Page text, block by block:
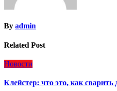
By admin
Related Post
Новости
Клейстер: что это, как